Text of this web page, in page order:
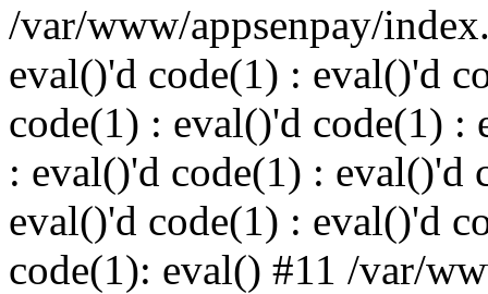
/var/www/appsenpay/
eval()'d code(1) : eval()'d
code(1) : eval()'d code(1) :
: eval()'d code(1) : eval()'d
eval()'d code(1) : eval()'d
code(1): eval() #11 /var/